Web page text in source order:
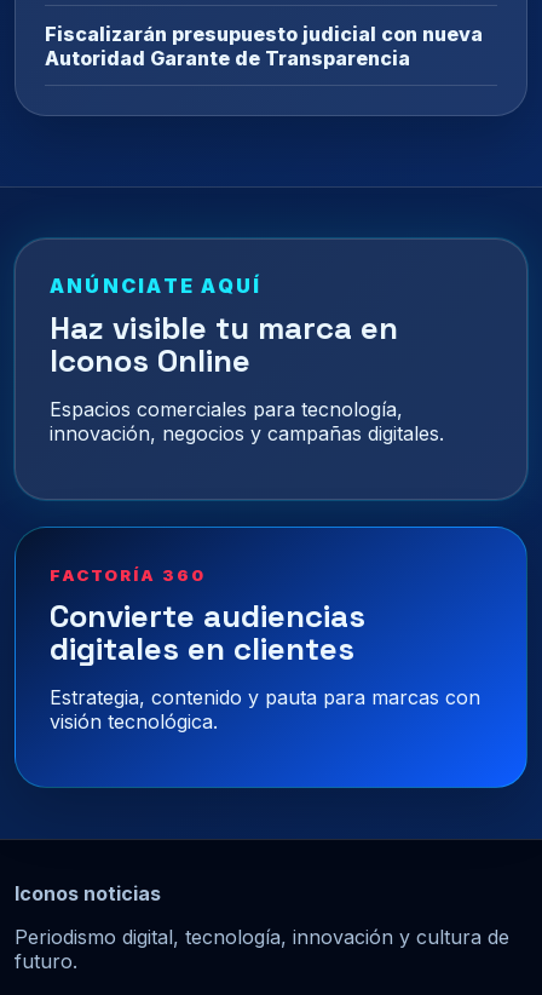
Fiscalizarán presupuesto judicial con nueva
Autoridad Garante de Transparencia
ANÚNCIATE AQUÍ
Haz visible tu marca en
Iconos Online
Espacios comerciales para tecnología,
innovación, negocios y campañas digitales.
FACTORÍA 360
Convierte audiencias
digitales en clientes
Estrategia, contenido y pauta para marcas con
visión tecnológica.
Iconos noticias
Periodismo digital, tecnología, innovación y cultura de
futuro.